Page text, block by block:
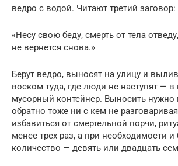
ведро с водой. Читают третий заговор:
«Несу свою беду, смерть от тела
не вернется снова.»
Берут ведро, выносят на улицу и
воском туда, где люди не наступят — в
мусорный контейнер. Выносить нужно
обратно тоже ни с кем не
избавиться от смертельной порчи,
менее трех раз, а при необходимости
количество — девять или двадцать